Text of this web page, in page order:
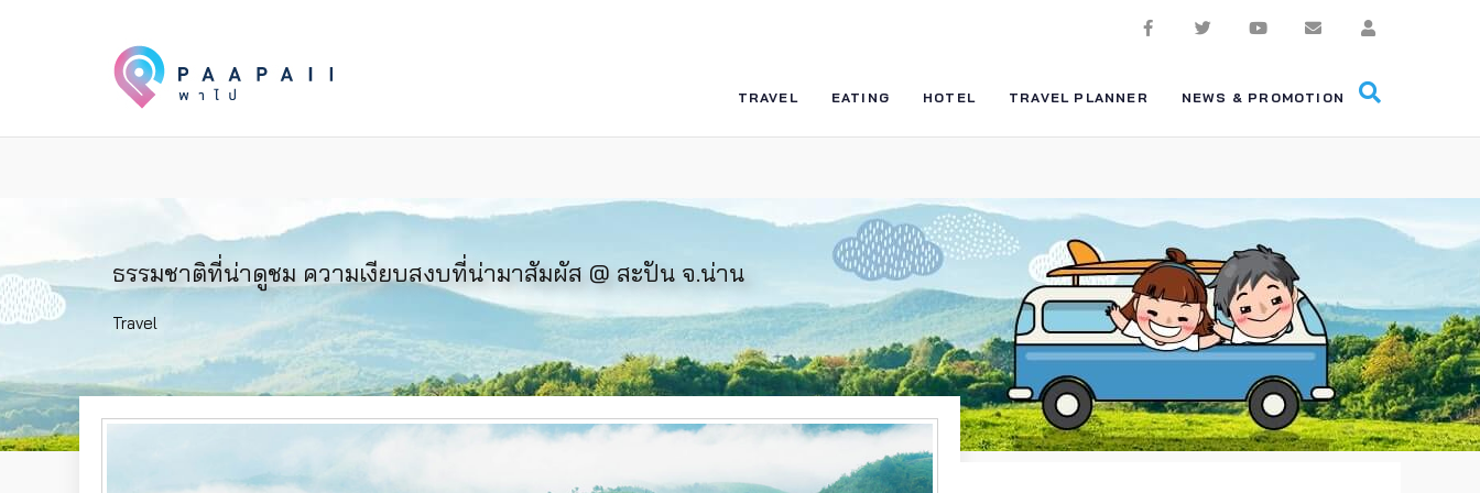
TRAVEL EATING HOTEL TRAVEL PLANNER NEWS & PROMOTION
ธรรมชาติที่น่าดูชม ความเงียบสงบที่น่ามาสัมผัส @ สะปัน จ.น่าน
Travel